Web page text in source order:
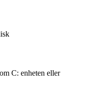
C: enheten eller